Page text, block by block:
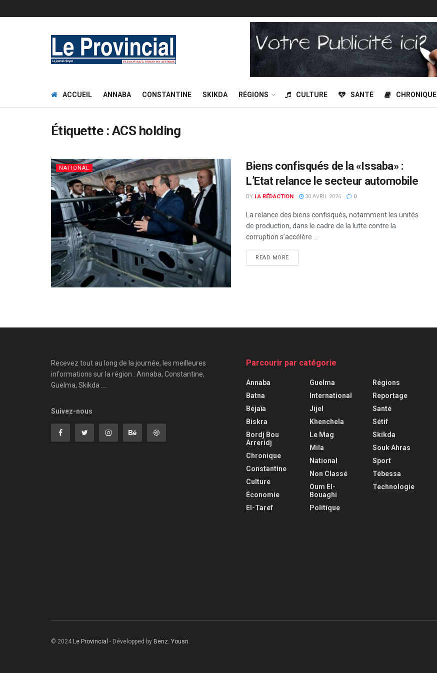
ACCUEIL ANNABA CONSTANTINE SKIKDA RÉGIONS CULTURE SANTÉ CHRONIQUE
Étiquette : ACS holding
NATIONAL
Biens confisqués de la «Issaba» :
L’Etat relance le secteur automobile
BY LA RÉDACTION 30 AVRIL 2026 0
La relance des biens confisqués, notamment les unités
de production, dans le cadre de la lutte contre la
corruption s’accélère ...
READ MORE
Recevez tout au long de la journée, les meilleures
informations sur la région : Annaba, Constantine,
Guelma, Skikda ....
Suivez-nous
Parcourir par catégorie
Annaba
Batna
Béjaïa
Biskra
Bordj Bou
Arreridj
Chronique
Constantine
Culture
Économie
El-Taref
Guelma
International
Jijel
Khenchela
Le Mag
Mila
National
Non Classé
Oum El-
Bouaghi
Politique
Régions
Reportage
Santé
Sétif
Skikda
Souk Ahras
Sport
Tébessa
Technologie
© 2024 Le Provincial - Développed by Benz. Yousri